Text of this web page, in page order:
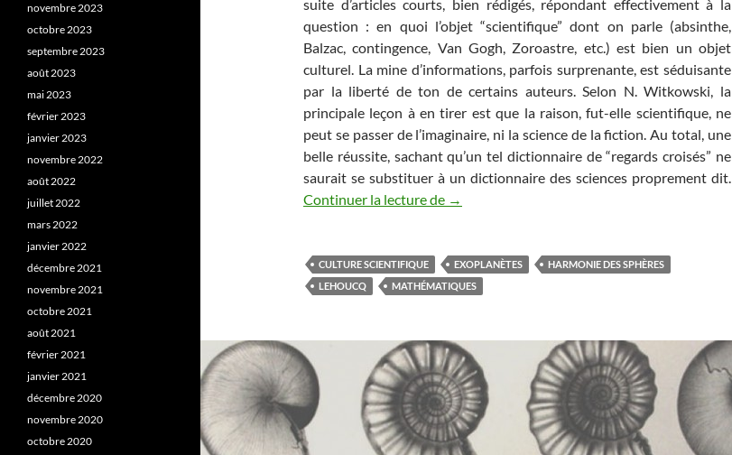
suite d’articles courts, bien rédigés, répondant effectivement à la
question : en quoi l’objet “scientifique” dont on parle (absinthe,
Balzac, contingence, Van Gogh, Zoroastre, etc.) est bien un objet
culturel. La mine d’informations, parfois surprenante, est séduisante
par la liberté de ton de certains auteurs. Selon N. Witkowski, la
principale leçon à en tirer est que la raison, fut-elle scientifique, ne
peut se passer de l’imaginaire, ni la science de la fiction. Au total, une
belle réussite, sachant qu’un tel dictionnaire de “regards croisés” ne
saurait se substituer à un dictionnaire des sciences proprement dit.
Continuer la lecture de Recension de livres scientifiques (2)
→
CULTURE SCIENTIFIQUE EXOPLANÈTES
HARMONIE DES SPHÈRES
LEHOUCQ
MATHÉMATIQUES
novembre 2023
octobre 2023
septembre 2023
août 2023
mai 2023
février 2023
janvier 2023
novembre 2022
août 2022
juillet 2022
mars 2022
janvier 2022
décembre 2021
novembre 2021
octobre 2021
août 2021
février 2021
janvier 2021
décembre 2020
novembre 2020
octobre 2020